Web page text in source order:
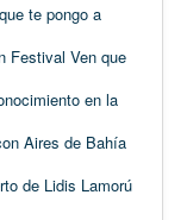
te pongo a
Festival Ven que
en la
Aires de Bahía
de Lidis Lamorú